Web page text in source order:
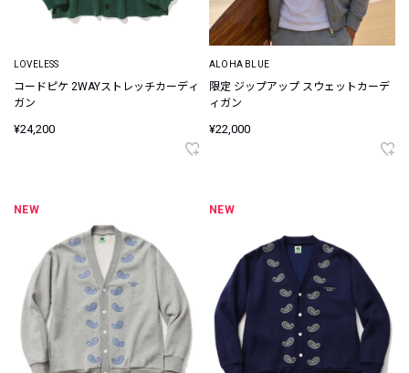
LOVELESS
コードピケ 2WAYストレッチカーディ
ガン
¥24,200
ALOHA BLUE
限定 ジップアップ スウェットカーデ
ィガン
¥22,000
NEW NEW